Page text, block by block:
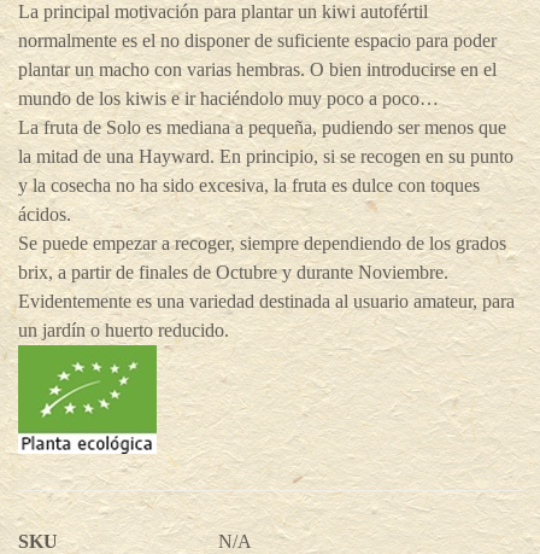
La principal motivación para plantar un kiwi autofértil
normalmente es el no disponer de suficiente espacio para poder
plantar un macho con varias hembras. O bien introducirse en el
mundo de los kiwis e ir haciéndolo muy poco a poco…
La fruta de Solo es mediana a pequeña, pudiendo ser menos que
la mitad de una Hayward. En principio, si se recogen en su punto
y la cosecha no ha sido excesiva, la fruta es dulce con toques
ácidos.
Se puede empezar a recoger, siempre dependiendo de los grados
brix, a partir de finales de Octubre y durante Noviembre.
Evidentemente es una variedad destinada al usuario amateur, para
un jardín o huerto reducido.
SKU N/A